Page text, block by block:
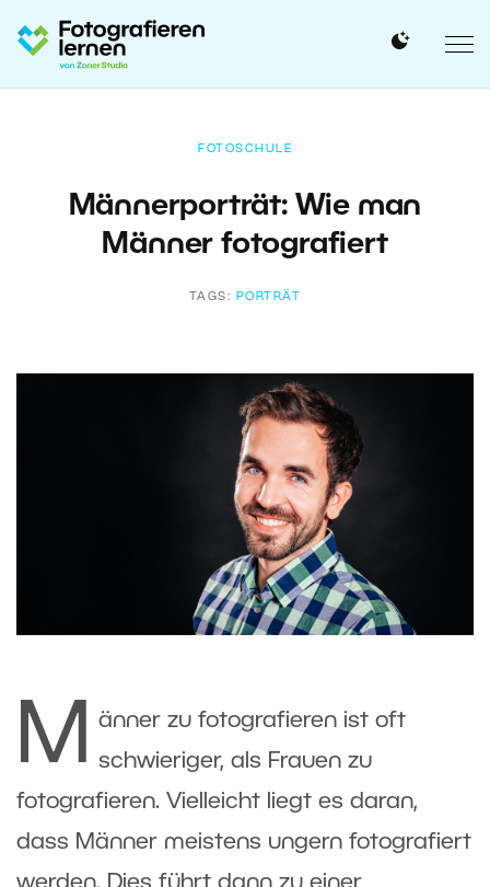
FOTOSCHULE
Männerporträt: Wie man
Männer fotografiert
TAGS: PORTRÄT
M
änner zu fotografieren ist oft
schwieriger, als Frauen zu
fotografieren. Vielleicht liegt es daran,
dass Männer meistens ungern fotografiert